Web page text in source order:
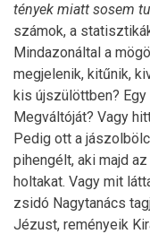
tények miatt sosem
számok, a
Mindazonáltal a
megjelenik, kitűnik,
kis újszülöttben?
Megváltóját? Vagy
Pedig ott a
pihengélt, aki majd
holtakat. Vagy mit
zsidó Nagytanács
Jézust, reményeik